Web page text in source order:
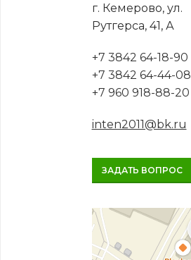
г. Кемерово, ул.
Рутгерса, 41, А
+7 3842 64-18-90
+7 3842 64-44-08
+7 960 918-88-20
inten2011@bk.ru
ЗАДАТЬ ВОПРОС